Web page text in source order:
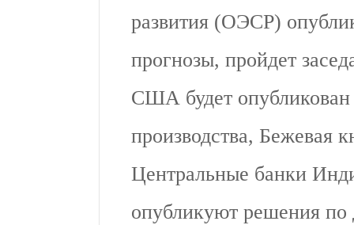
развития (ОЭСР)
прогнозы, пройдет
США будет
производства, Бежевая
Центральные банки
опубликуют решения по